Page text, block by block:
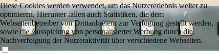
Diese Cookies werden verwendet, um das Nutzererlebnis weiter zu
optimieren. Hierunter fallen auch Statistiken, die dem
Webseitenbetreiber von Drittanbietern zur Verfügung gestellt werden,
sowie die Ausspielung von personalisierter Werbung durch die
Nachverfolgung der Nutzeraktivität über verschiedene Webseiten.